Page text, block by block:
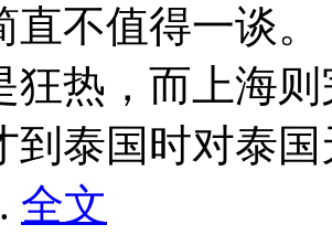
直不值得一
狂热，而上海
到泰国时对泰
全文